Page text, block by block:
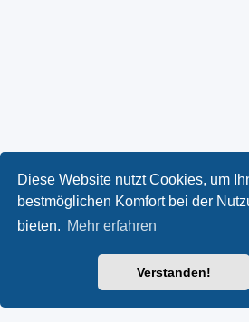
Diese Website nutzt Cookies, um
bestmöglichen Komfort bei der
bieten. Mehr erfahren
Verstanden!